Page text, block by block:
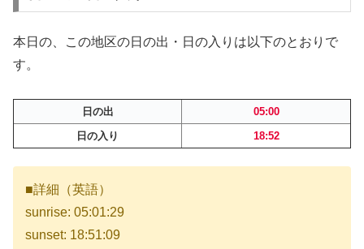
本日の、この地区の日の出・日の入りは以下のとおりで
す。
日の出
05:00
日の入り
18:52
■詳細（英語）
sunrise: 05:01:29
sunset: 18:51:09